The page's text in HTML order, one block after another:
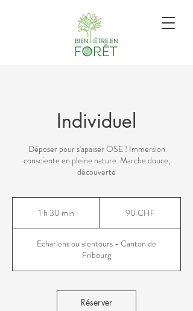
Individuel
Déposer pour s'apaiser OSE ! Immersion
consciente en pleine nature. Marche douce,
découverte
1 h 30 min
m
n
90 CHF
Echarlens ou alentours - Canton de
Fribourg
Réserver